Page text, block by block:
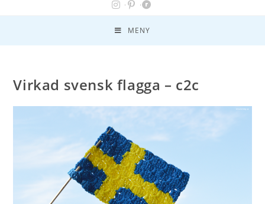
MENY
Virkad svensk flagga – c2c